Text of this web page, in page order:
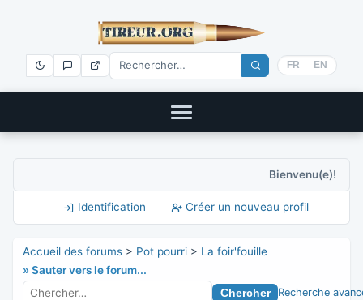
FR EN
Bienvenu(e)!
Identification Créer un nouveau profil
» Sauter vers le forum...
Accueil des forums > Pot pourri > La foir'fouille
Recherche